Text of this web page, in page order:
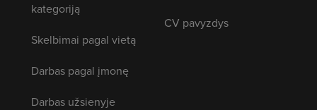
kategoriją
Skelbimai pagal vietą
Darbas pagal įmonę
Darbas užsienyje
CV pavyzdys